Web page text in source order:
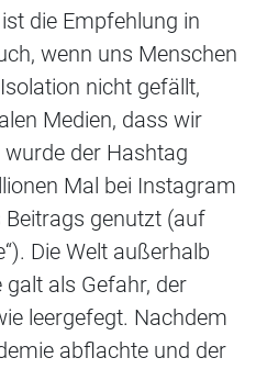
die Empfehlung in
wenn uns Menschen
nicht gefällt,
Medien, dass wir
der Hashtag
Mal bei Instagram
genutzt (auf
Die Welt außerhalb
galt als Gefahr, der
leergefegt. Nachdem
abflachte und der